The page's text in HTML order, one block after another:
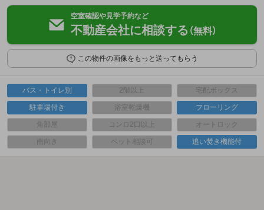
空室確認や見学予約など
不動産会社に相談する （無料）
この物件の画像をもっと送ってもらう
バス・トイレ別 2階以上 宅配ボックス
駐車場付き 浴室乾燥機 フローリング
角部屋 コンロ2口以上 オートロック
南向き ペット相談可 追い焚き機能付